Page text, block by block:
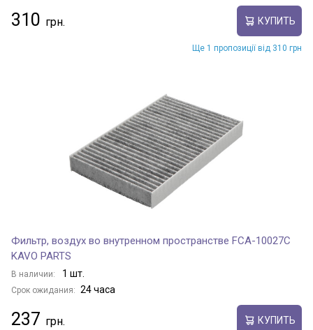
310 КУПИТЬ
Ще 1 пропозиції від 310 грн
Фильтр, воздух во внутренном пространстве FCA-10027C
KAVO PARTS
В наличии: 1 шт.
Срок ожидания: 24 часа
237 КУПИТЬ